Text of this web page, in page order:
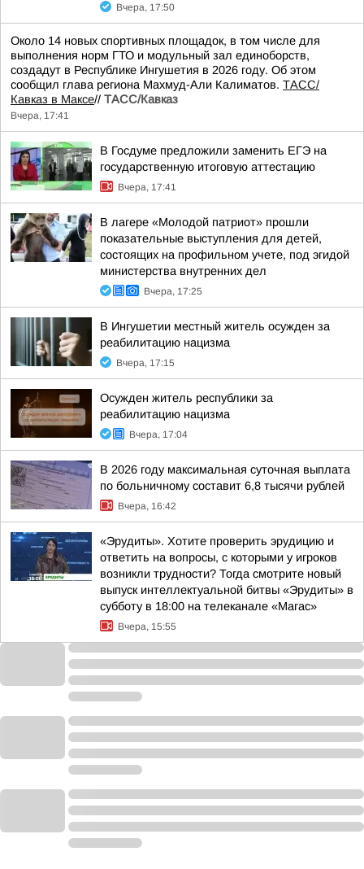
Вчера, 17:50
Около 14 новых спортивных площадок, в том числе для
выполнения норм ГТО и модульный зал единоборств,
создадут в Республике Ингушетия в 2026 году. Об этом
сообщил глава региона Махмуд-Али Калиматов. ТАСС/
Кавказ в Максе// ТАСС/Кавказ
Вчера, 17:41
В Госдуме предложили заменить ЕГЭ на
государственную итоговую аттестацию
Вчера, 17:41
В лагере «Молодой патриот» прошли
показательные выступления для детей,
состоящих на профильном учете, под эгидой
министерства внутренних дел
Вчера, 17:25
В Ингушетии местный житель осужден за
реабилитацию нацизма
Вчера, 17:15
Осужден житель республики за
реабилитацию нацизма
Вчера, 17:04
В 2026 году максимальная суточная выплата
по больничному составит 6,8 тысячи рублей
Вчера, 16:42
«Эрудиты». Хотите проверить эрудицию и
ответить на вопросы, с которыми у игроков
возникли трудности? Тогда смотрите новый
выпуск интеллектуальной битвы «Эрудиты» в
субботу в 18:00 на телеканале «Магас»
Вчера, 15:55